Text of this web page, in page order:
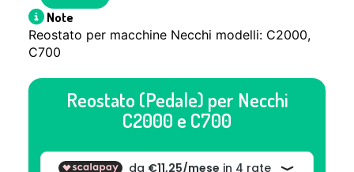
Note
Reostato per macchine Necchi modelli: C2000,
C700
Reostato (Pedale) per Necchi
C2000 e C700